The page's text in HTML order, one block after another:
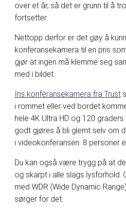
over et år, så det er grunn til å
fortsetter.
Nettopp derfor er det gøy å
konferansekamera til en pris
gjør at ingen må klemme seg
med i bildet.
Iris konferansekamera fra Trust
i rommet eller ved bordet
hele 4K Ultra HD og 120
godt gjøres å bli glemt selv om
i videokonferansen. 8 personer
Du kan også være trygg på at
og skarpt i alle slags lysforhold.
med WDR (Wide Dynamic
sørger for det.